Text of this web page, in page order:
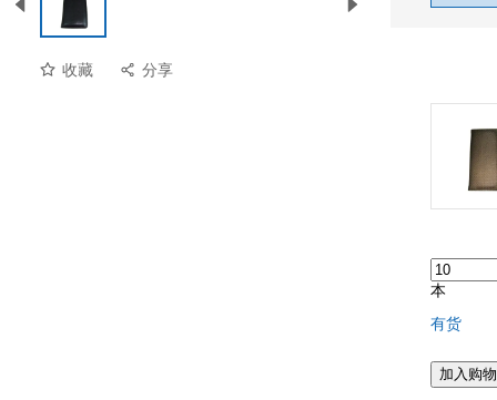
收藏 分享
本
有货
加入购